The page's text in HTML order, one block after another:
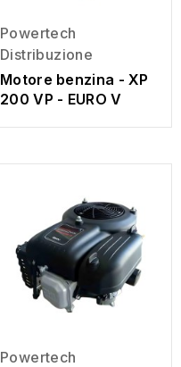
Powertech
Distribuzione
Motore benzina - XP
200 VP - EURO V
Powertech